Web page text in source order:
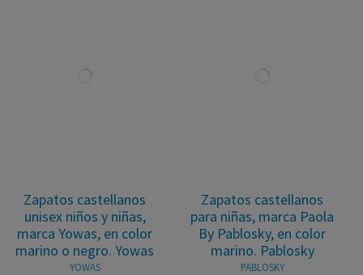
Zapatos castellanos
unisex niños y niñas,
marca Yowas, en color
marino o negro. Yowas
YOWAS
Zapatos castellanos
para niñas, marca Paola
By Pablosky, en color
marino. Pablosky
PABLOSKY